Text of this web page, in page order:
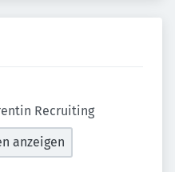
Recruiting
anzeigen